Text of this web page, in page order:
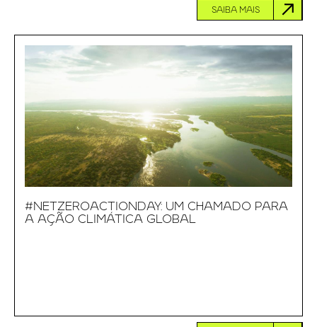
SAIBA MAIS
#NETZEROACTIONDAY: UM CHAMADO PARA
A AÇÃO CLIMÁTICA GLOBAL